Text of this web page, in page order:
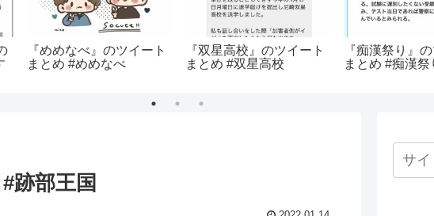
『めめなべ』のツイート
まとめ #めめなべ
『双星高校』のツイート
まとめ #双星高校
『痴漢祭り』
まとめ #痴漢祭
跡部王国